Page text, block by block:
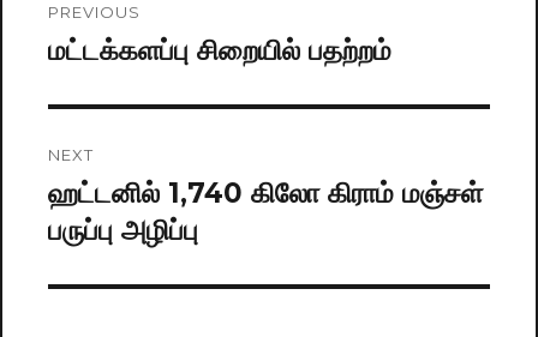
navigation
PREVIOUS
Previous
மட்டக்களப்பு சிறையில் பதற்றம்
NEXT
Next
post:
ஹட்டனில் 1,740 கிலோ கிராம் மஞ்சள்
பருப்பு அழிப்பு